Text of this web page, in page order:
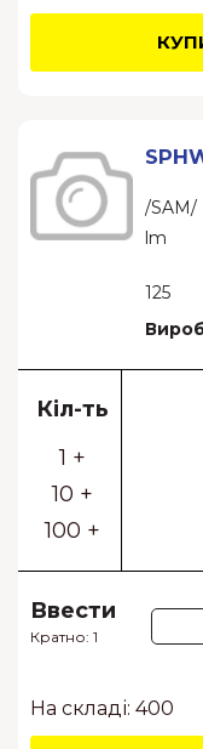
/SAM/
lm
125
Кіл-ть
1 +
10 +
100 +
Ввести
Кратно: 1
На складі: 400